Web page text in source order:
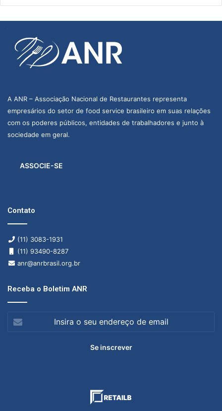
A ANR – Associação Nacional de Restaurantes representa
empresários do setor de food service brasileiro em suas relações
com os poderes públicos, entidades de trabalhadores e junto à
sociedade em geral.
ASSOCIE-SE
Contato
(11) 3083-1931
(11) 93490-8287
anr@anrbrasil.org.br
Receba o Boletim ANR
Insira